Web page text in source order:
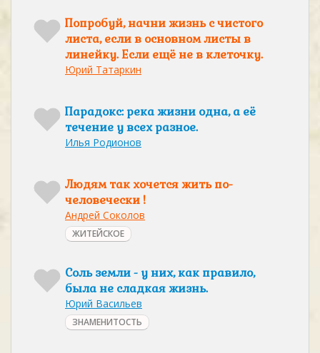
Попробуй, начни жизнь с чистого
листа, если в основном листы в
линейку. Если ещё не в клеточку.
Юрий Татаркин
Парадокс: река жизни одна, а её
течение у всех разное.
Илья Родионов
Людям так хочется жить по-
человечески !
Андрей Соколов
ЖИТЕЙСКОЕ
Соль земли - у них, как правило,
была не сладкая жизнь.
Юрий Васильев
ЗНАМЕНИТОСТЬ